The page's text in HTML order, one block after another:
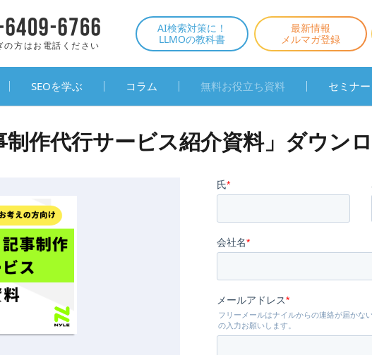
の方はお電話ください
AI検索対策に！
LLMOの教科書
最新情報
メルマガ登録
SEOを学ぶ コラム 無料お役立ち資料 セミナー
作代行サービス紹介資料」ダウン